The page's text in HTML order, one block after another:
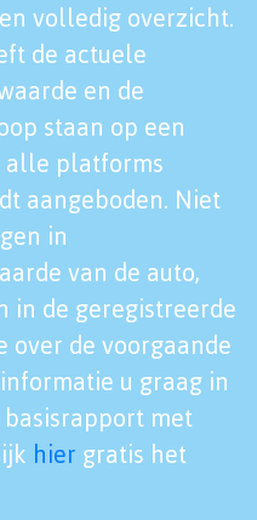
volledig overzicht.
de actuele
en de
staan op een
alle platforms
aangeboden. Niet
in
van de auto,
in de geregistreerde
de voorgaande
u graag in
met
hier gratis het